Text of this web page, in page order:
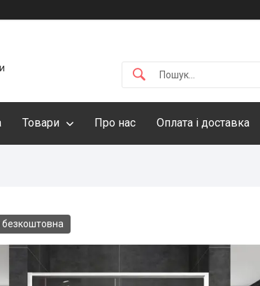
Товари Про нас Оплата і доставка